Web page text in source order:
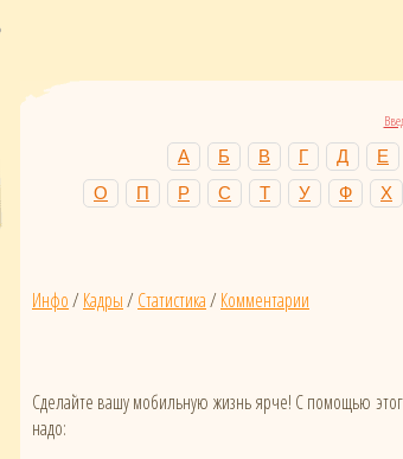
А Б В Г Д Е
О
П Р С Т У Ф Х
Инфо/ Кадры/ Статистика/ Комментарии
Сделайте вашу мобильную жизнь ярче! С помощью
надо: